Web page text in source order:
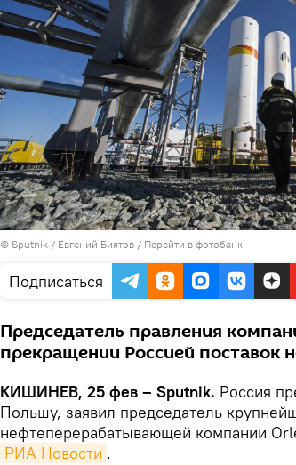
© Sputnik / Евгений Биятов / Перейти в фотобанк
Подписаться
Председатель правления
прекращении Россией поставок
КИШИНЕВ, 25 фев – Sputnik. Россия
Польшу, заявил председатель
нефтеперерабатывающей компании
РИА Новости .